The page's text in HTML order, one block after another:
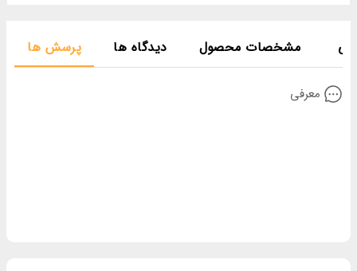
مشخصات محصول دیدگاه ها پرسش ها
معرفی